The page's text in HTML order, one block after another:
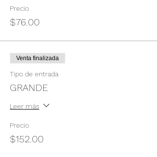
Precio
$76.00
Venta finalizada
Tipo de entrada
GRANDE
Leer más
Precio
$152.00